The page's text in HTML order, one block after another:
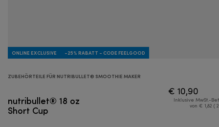
ONLINE EXCLUSIVE -25% RABATT - CODE FEELGOOD
ZUBEHÖRTEILE FÜR NUTRIBULLET® SMOOTHIE MAKER
nutribullet® 18 oz
Short Cup
€ 10,90
Inklusive MwSt.-
von € 1,82 (